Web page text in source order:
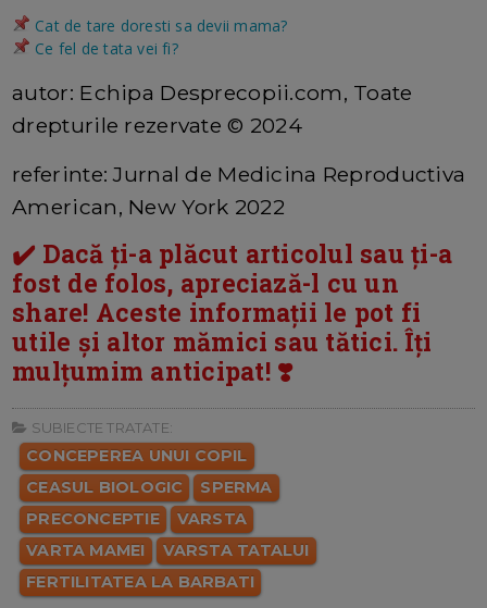
Cat de tare doresti sa devii mama?
Ce fel de tata vei fi?
autor: Echipa Desprecopii.com, Toate
drepturile rezervate © 2024
referinte: Jurnal de Medicina Reproductiva
American, New York 2022
✔️ Dacă ți-a plăcut articolul sau ți-a
fost de folos, apreciază-l cu un
share! Aceste informații le pot fi
utile și altor mămici sau tătici. Îți
mulțumim anticipat! ❣️
SUBIECTE TRATATE:
CONCEPEREA UNUI COPIL
CEASUL BIOLOGIC
SPERMA
PRECONCEPTIE
VARSTA
VARTA MAMEI
VARSTA TATALUI
FERTILITATEA LA BARBATI